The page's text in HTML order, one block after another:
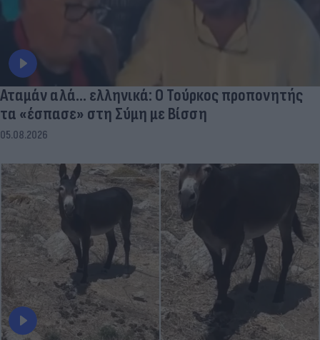
Αταμάν αλά... ελληνικά: Ο Τούρκος προπονητής
τα «έσπασε» στη Σύμη με Βίσση
05.08.2026